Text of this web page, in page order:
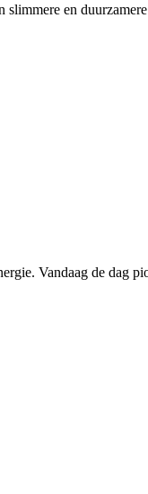
en
Vandaag de dag